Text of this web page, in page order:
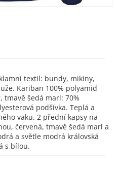
textil: bundy, mikiny,
tmavě šedá marl: 70%
podšívka. Teplá a
vaku. 2 přední kapsy na
červená, tmavě šedá marl a
a světle modrá královská
s bílou.